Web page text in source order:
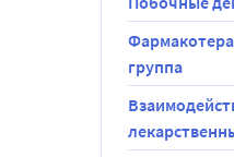
будут
к
у
группа